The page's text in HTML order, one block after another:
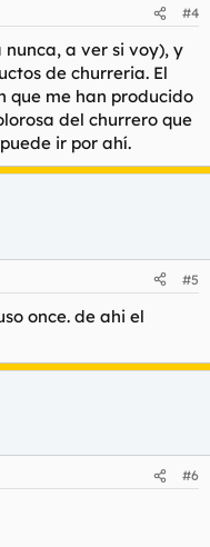
#4
a ver si voy), y
de churreria. El
que me han producido
del churrero que
ir por ahí.
#5
once. de ahi el
#6